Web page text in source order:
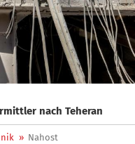
nach Teheran
» Nahost